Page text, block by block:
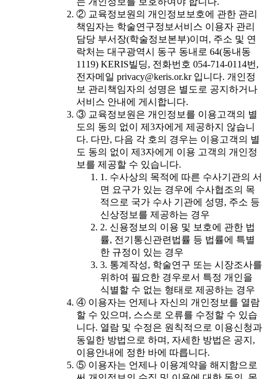
② 교육정보원의 개인정보보호에 관한 관리
책임자는 학술연구정보서비스 이용자 관리
담당 부서장(학술정보본부)이며, 주소 및 연
락처는 대구광역시 동구 동내로 64(동내동
1119) KERIS빌딩, 전화번호 054-714-0114번,
전자메일 privacy@keris.or.kr 입니다. 개인정
보 관리책임자의 성명은 별도로 공지하거나
서비스 안내에 게시합니다.
③ 교육정보원은 개인정보를 이용고객의 별
도의 동의 없이 제3자에게 제공하지 않습니
다. 다만, 다음 각 호의 경우는 이용고객의 별
도 동의 없이 제3자에게 이용 고객의 개인정
보를 제공할 수 있습니다.
1. 수사상의 목적에 따른 수사기관의 서
면 요구가 있는 경우에 수사협조의 목
적으로 국가 수사 기관에 성명, 주소 등
신상정보를 제공하는 경우
2. 신용정보의 이용 및 보호에 관한 법
률, 전기통신관련법률 등 법률에 특별
한 규정이 있는 경우
3. 통계작성, 학술연구 또는 시장조사를
위하여 필요한 경우로서 특정 개인을
식별할 수 없는 형태로 제공하는 경우
④ 이용자는 언제나 자신의 개인정보를 열람
할 수 있으며, 스스로 오류를 수정할 수 있습
니다. 열람 및 수정은 원칙적으로 이용신청과
동일한 방법으로 하며, 자세한 방법은 공지,
이용안내에 정한 바에 따릅니다.
⑤ 이용자는 언제나 이용계약을 해지함으로